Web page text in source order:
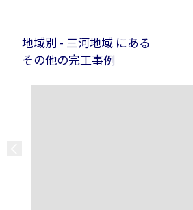
地域別 - 三河地域 にある
その他の完工事例